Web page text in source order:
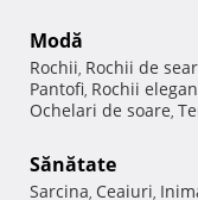
Modă
Rochii, Rochii de
Pantofi, Rochii
Ochelari de soare,
Sănătate
Sarcina, Ceaiuri,